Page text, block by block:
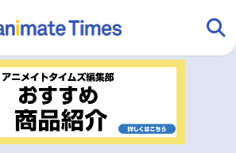
ンキング アニメ